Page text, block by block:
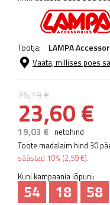
Tootja: LAMPA
Vaata, millises poes
26,19 €
23,60 €
19,03 € netohind
Toote madalaim hind 30
säästad 10% (2,59 €).
Kuni kampaania lõpuni:
54 18 58